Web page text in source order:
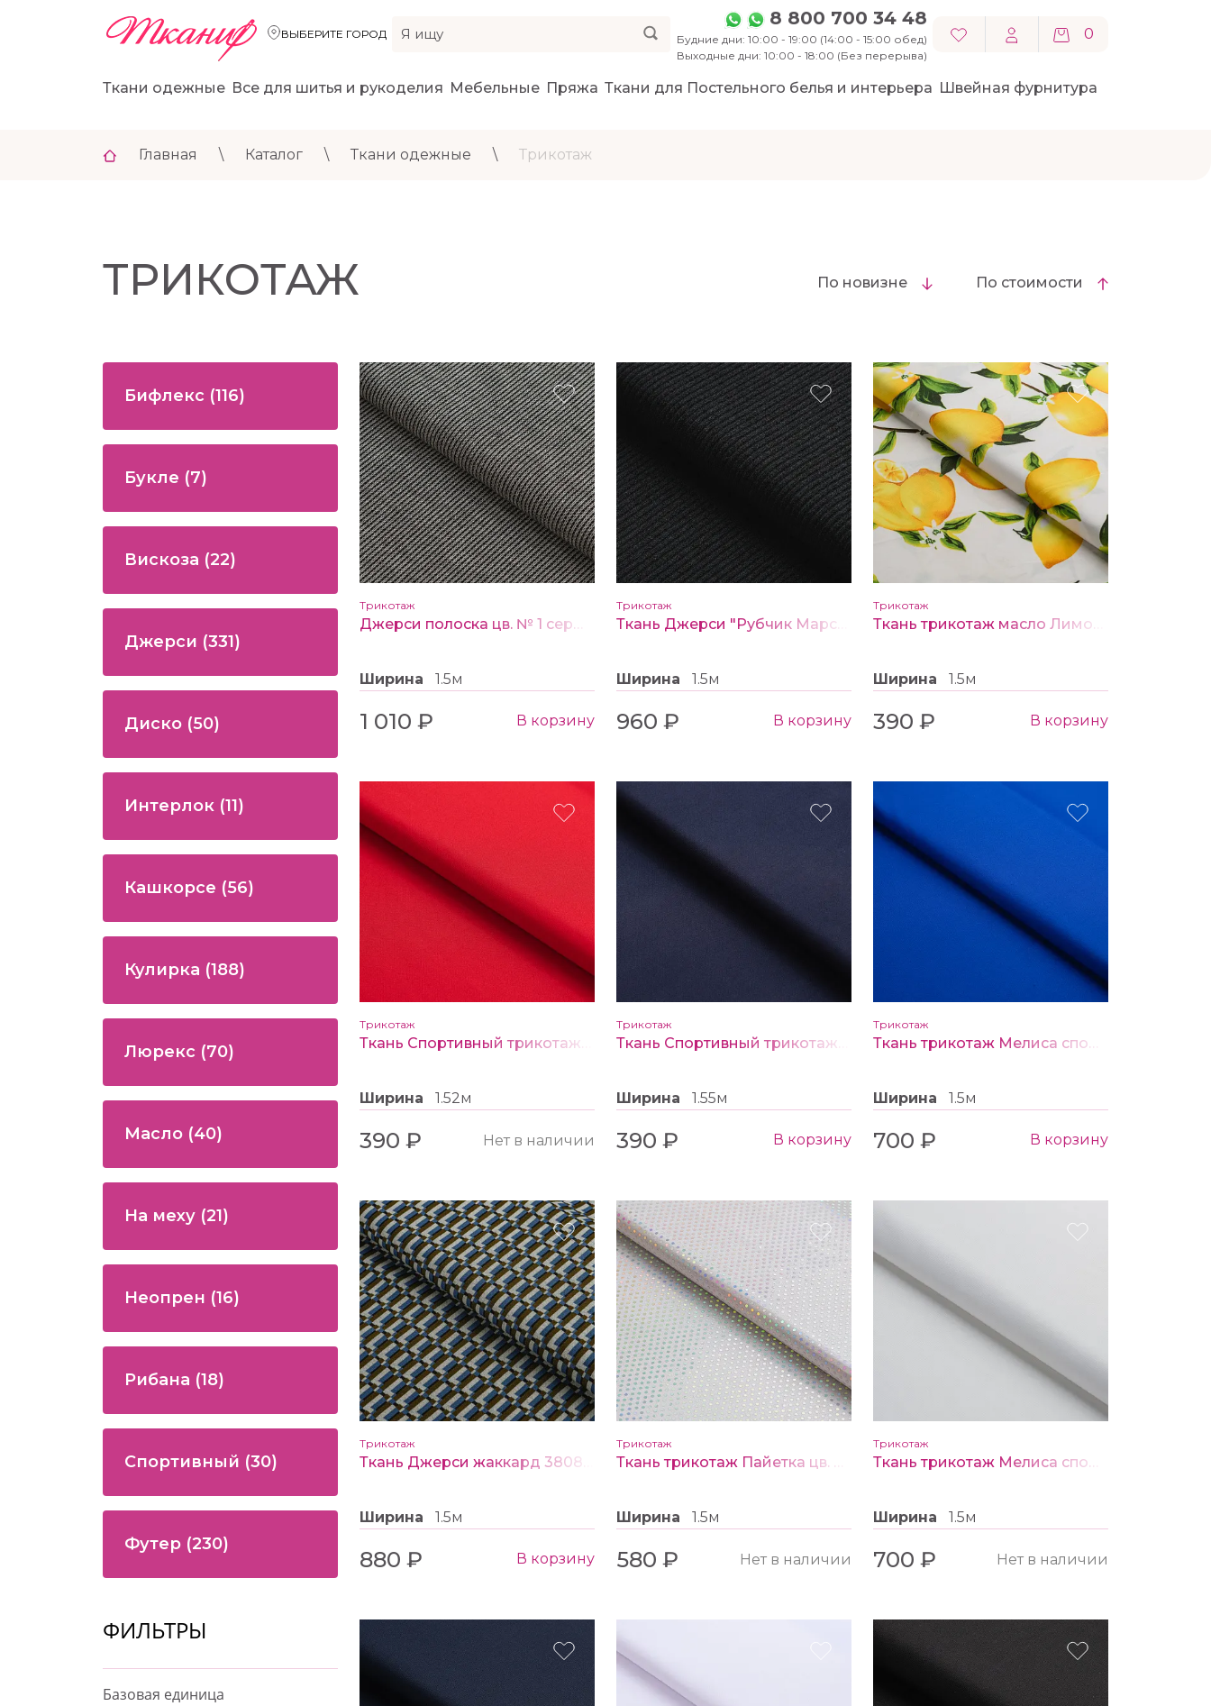
ВЫБЕРИТЕ ГОРОД
8 800 700 34 48
Будние дни: 10:00 - 19:00 (14:00 - 15:00 обед)
Выходные дни: 10:00 - 18:00 (Без перерыва)
0
Ткани одежные Все для шитья и рукоделия Мебельные Пряжа Ткани для Постельного белья и интерьера Швейная фурнитура
Главная \ Каталог \ Ткани одежные \ Трикотаж
ТРИКОТАЖ По новизне По стоимости
Бифлекс (116)
Букле (7)
Вискоза (22)
Джерси (331)
Диско (50)
Интерлок (11)
Кашкорсе (56)
Кулирка (188)
Люрекс (70)
Масло (40)
На меху (21)
Неопрен (16)
Рибана (18)
Спортивный (30)
Футер (230)
ФИЛЬТРЫ
Базовая единица
Трикотаж
Джерси полоска цв. № 1 серый
Ширина 1.5м
1 010 ₽ В корзину
Трикотаж
Ширина 1.5м
960 ₽ В корзину
Трикотаж
Ткань трикотаж масло Лимоны
Ширина 1.5м
390 ₽ В корзину
Трикотаж
Ширина 1.52м
390 ₽ Нет в наличии
Трикотаж
Ширина 1.55м
390 ₽ В корзину
Трикотаж
Ткань трикотаж Мелиса спорт цв. 2 электрик
Ширина 1.5м
700 ₽ В корзину
Трикотаж
Ширина 1.5м
880 ₽ В корзину
Трикотаж
Ткань трикотаж Пайетка цв. Галограмма
Ширина 1.5м
580 ₽ Нет в наличии
Трикотаж
Ткань трикотаж Мелиса спорт цв. 4 молочный
Ширина 1.5м
700 ₽ Нет в наличии